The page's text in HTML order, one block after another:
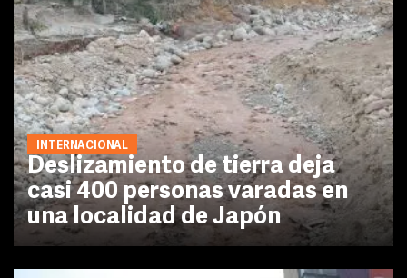
INTERNACIONAL
Deslizamiento de tierra deja
casi 400 personas varadas en
una localidad de Japón